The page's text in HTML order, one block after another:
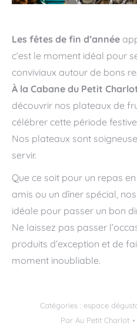
Les fêtes de fin d’année
c’est le moment idéal pour
conviviaux autour de bons
À la Cabane du Petit
découvrir nos plateaux de
célébrer cette période
Nos plateaux sont
servir.
Que ce soit pour un repas
amis ou un dîner spécial,
idéale pour passer un bon
Ne laissez pas passer
produits d’exception et de
moment inoubliable.
Catégories : espace
Par Au Petit Charlot